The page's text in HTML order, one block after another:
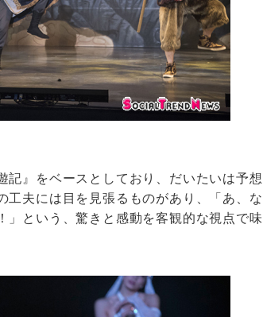
記』をベースとしており、だいたいは予想
工夫には目を見張るものがあり、「あ、な
」という、驚きと感動を客観的な視点で味